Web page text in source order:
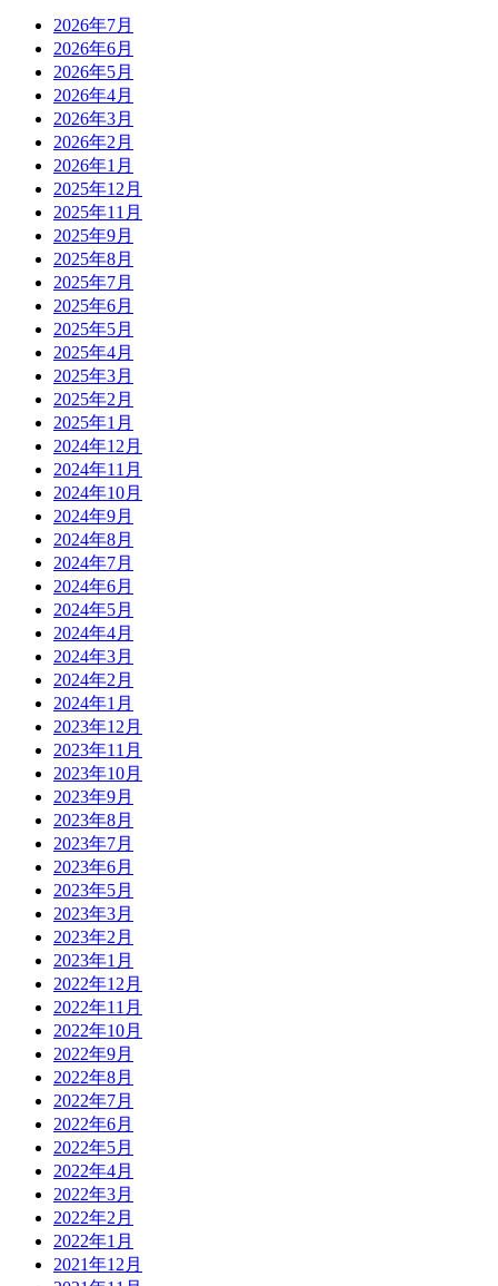
2026年7月
2026年6月
2026年5月
2026年4月
2026年3月
2026年2月
2026年1月
2025年12月
2025年11月
2025年9月
2025年8月
2025年7月
2025年6月
2025年5月
2025年4月
2025年3月
2025年2月
2025年1月
2024年12月
2024年11月
2024年10月
2024年9月
2024年8月
2024年7月
2024年6月
2024年5月
2024年4月
2024年3月
2024年2月
2024年1月
2023年12月
2023年11月
2023年10月
2023年9月
2023年8月
2023年7月
2023年6月
2023年5月
2023年3月
2023年2月
2023年1月
2022年12月
2022年11月
2022年10月
2022年9月
2022年8月
2022年7月
2022年6月
2022年5月
2022年4月
2022年3月
2022年2月
2022年1月
2021年12月